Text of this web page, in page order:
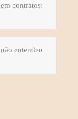
contratos:
entendeu